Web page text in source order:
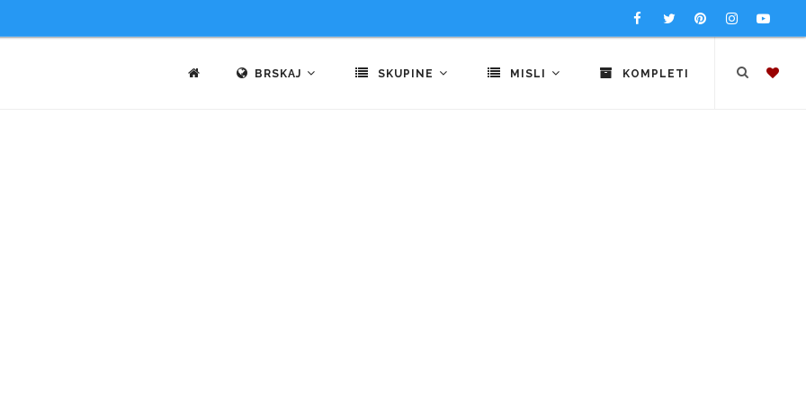
BRSKAJ SKUPINE MISLI KOMPLETI